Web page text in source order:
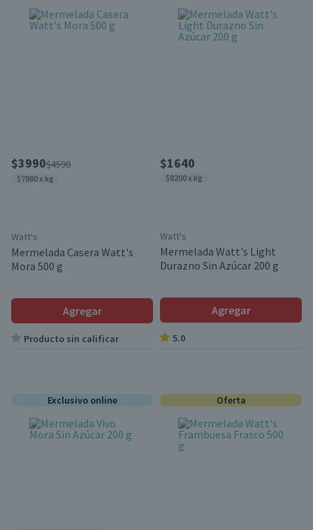
$3990$4590
$7980 x kg
Watt's
Mermelada Casera Watt's
Mora 500 g
Agregar
Producto sin calificar
$1640
$8200 x kg
Watt's
Mermelada Watt's Light
Durazno Sin Azúcar 200 g
Agregar
5.0
Exclusivo online Oferta